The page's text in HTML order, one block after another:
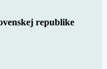
republike